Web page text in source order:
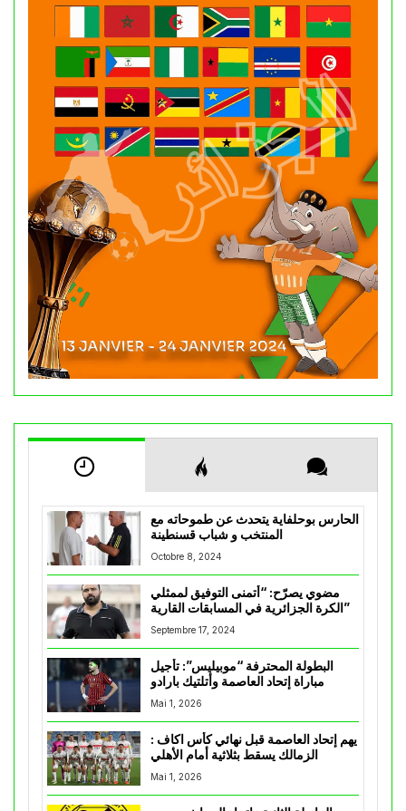
الحارس بوحلفاية يتحدث عن طموحاته مع
المنتخب و شباب قسنطينة
Octobre 8, 2024
مضوي يصرّح: “أتمنى التوفيق لممثلي
الكرة الجزائرية في المسابقات القارية”
Septembre 17, 2024
البطولة المحترفة “موبيليس”: تأجيل
مباراة إتحاد العاصمة وأتلتيك بارادو
Mai 1, 2026
يهم إتحاد العاصمة قبل نهائي كأس اكاف :
Mai 1, 2026